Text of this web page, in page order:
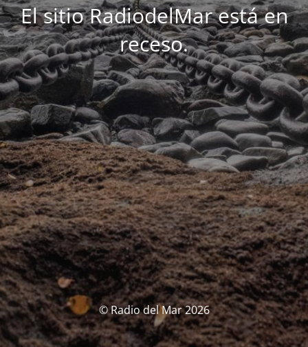
El sitio RadiodelMar está en
receso.
© Radio del Mar 2026